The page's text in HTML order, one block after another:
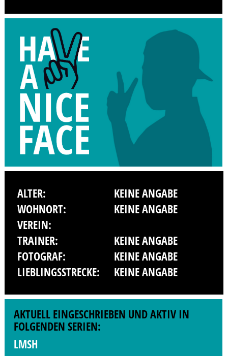
ALTER:
KEINE ANGABE
WOHNORT:
KEINE ANGABE
VEREIN:
TRAINER:
KEINE ANGABE
FOTOGRAF:
KEINE ANGABE
LIEBLINGSSTRECKE:
KEINE ANGABE
AKTUELL EINGESCHRIEBEN UND AKTIV IN
FOLGENDEN SERIEN:
LMSH